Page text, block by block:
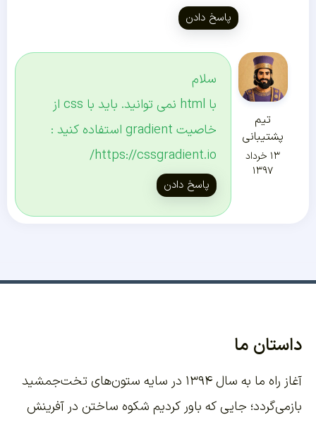
پاسخ دادن
تیم
پشتیبانی
۱۳ خرداد
۱۳۹۷
سلام
با html نمی توانید. باید با css از
خاصیت gradient استفاده کنید :
https://cssgradient.io/
پاسخ دادن
داستان ما
آغاز راه ما به سال ۱۳۹۴ در سایه ستون‌های تخت‌جمشید
بازمی‌گردد؛ جایی که باور کردیم شکوه ساختن در آفرینش